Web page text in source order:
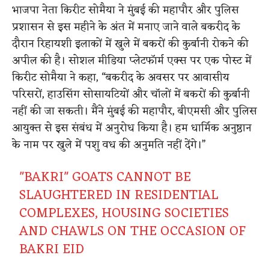
भाजपा नेता किरीट सोमैया ने मुंबई की महापौर और पुलिस
प्रशासन से इस महीने के अंत में मनाए जाने वाले बकरीद के
दौरान रिहायशी इलाकों में खुले में बकरों की कुर्बानी रोकने की
अपील की है। सोशल मीडिया प्लेटफॉर्म एक्स पर एक पोस्ट में
किरीट सोमैया ने कहा, “बकरीद के अवसर पर आवासीय
परिसरों, हाउसिंग सोसायटियों और चॉलों में बकरों की कुर्बानी
नहीं की जा सकती। मैंने मुंबई की महापौर, बीएमसी और पुलिस
आयुक्त से इस संबंध में अनुरोध किया है। हम धार्मिक अनुष्ठान
के नाम पर खुले में पशु वध की अनुमति नहीं देंगे।”
"BAKRI" GOATS CANNOT BE
SLAUGHTERED IN RESIDENTIAL
COMPLEXES, HOUSING SOCIETIES
AND CHAWLS ON THE OCCASION OF
BAKRI EID